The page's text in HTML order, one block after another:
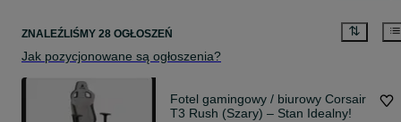
ZNALEŹLIŚMY 28 OGŁOSZEŃ
Jak pozycjonowane są ogłoszenia?
Fotel gamingowy / biurowy Corsair
T3 Rush (Szary) – Stan Idealny!